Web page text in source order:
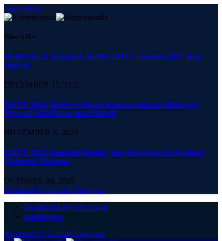
Close Menu
What's Hot
Hadirkan 21 Kategori, Santini JMTV Awards 2025 Siap
Digelar
DECEMBER 11, 2025
ISFEX 2025 Platform Pertumbuhan Industri Olahraga,
Terasa Lebih Besar dan Meriah
NOVEMBER 8, 2025
ISFEX 2025 Kembali Digelar, Siap Pacu Inovasi Fasilitas
Olahraga Nasional
OCTOBER 24, 2025
Facebook X (Twitter) Instagram
Sepakbola Internasional
Bulutangkis
Facebook X (Twitter) Instagram